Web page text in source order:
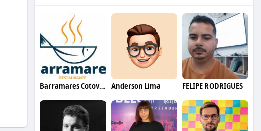
Barramares Cotovelo Anderson Lima FELIPE RODRIGUES